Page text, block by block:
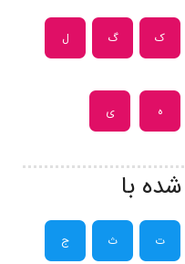
ک گ ل
ه ی
با
ت ث ج